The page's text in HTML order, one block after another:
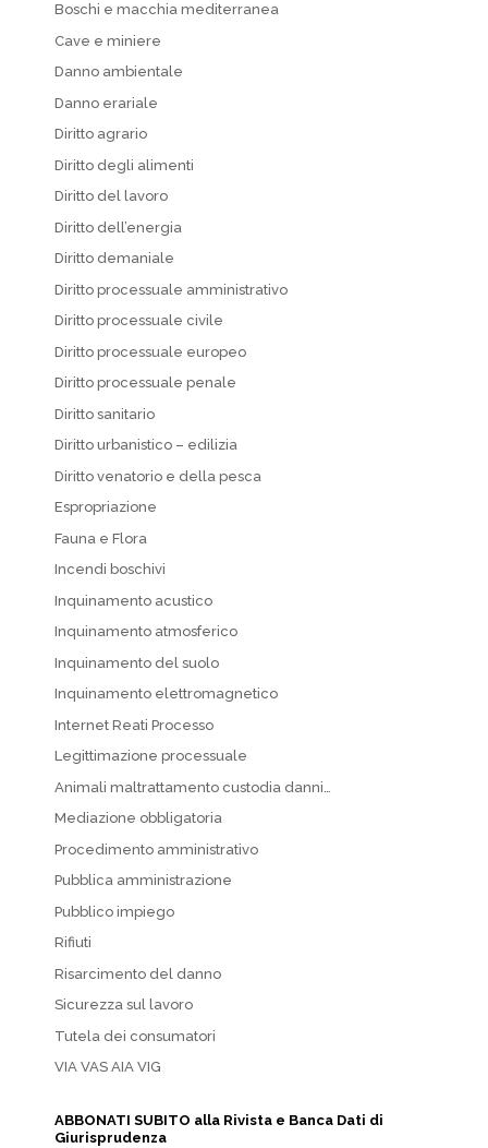
Boschi e macchia mediterranea
Cave e miniere
Danno ambientale
Danno erariale
Diritto agrario
Diritto degli alimenti
Diritto del lavoro
Diritto dell’energia
Diritto demaniale
Diritto processuale amministrativo
Diritto processuale civile
Diritto processuale europeo
Diritto processuale penale
Diritto sanitario
Diritto urbanistico – edilizia
Diritto venatorio e della pesca
Espropriazione
Fauna e Flora
Incendi boschivi
Inquinamento acustico
Inquinamento atmosferico
Inquinamento del suolo
Inquinamento elettromagnetico
Internet Reati Processo
Legittimazione processuale
Animali maltrattamento custodia danni…
Mediazione obbligatoria
Procedimento amministrativo
Pubblica amministrazione
Pubblico impiego
Rifiuti
Risarcimento del danno
Sicurezza sul lavoro
Tutela dei consumatori
VIA VAS AIA VIG
ABBONATI SUBITO alla Rivista e Banca Dati di
Giurisprudenza